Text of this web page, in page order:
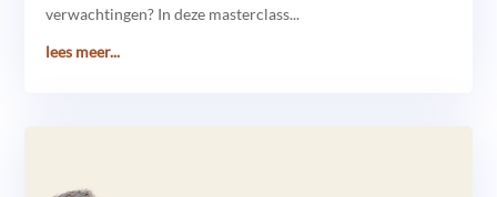
verwachtingen? In deze masterclass...
lees meer...